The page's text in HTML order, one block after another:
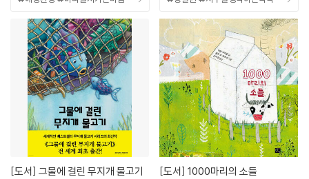
[도서] 그물에 걸린 무지개 물고기 [도서] 1000마리의 소들